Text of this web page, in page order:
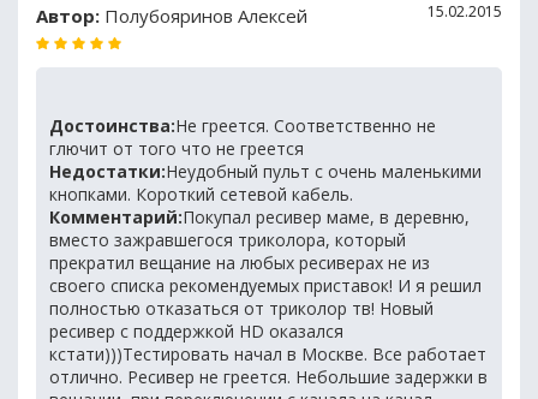
Автор: Полубояринов Алексей 15.02.2015
Достоинства:Не греется. Соответственно не
глючит от того что не греется
Недостатки:Неудобный пульт с очень маленькими
кнопками. Короткий сетевой кабель.
Комментарий:Покупал ресивер маме, в деревню,
вместо зажравшегося триколора, который
прекратил вещание на любых ресиверах не из
своего списка рекомендуемых приставок! И я решил
полностью отказаться от триколор тв! Новый
ресивер с поддержкой HD оказался
кстати)))Тестировать начал в Москве. Все работает
отлично. Ресивер не греется. Небольшие задержки в